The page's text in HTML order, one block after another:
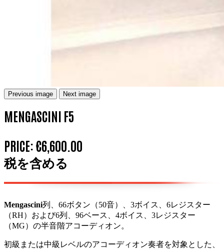
Previous image Next image
MENGASCINI F5
PRICE:€6,600.00
税を含める
Mengascini列、66ボタン（50音）、3ボイス、6レジスター
（RH）および6列、96ベース、4ボイス、3レジスター
（MG）の半音階アコーディオン。
初級または中級レベルのアコーディオン奏者を対象とした、